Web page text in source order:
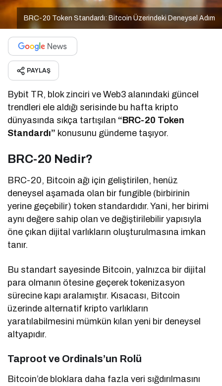
BRC-20 Token Standardı: Bitcoin Üzerindeki Deneysel Adım
PAYLAŞ
Bybit TR, blok zinciri ve Web3 alanındaki güncel
trendleri ele aldığı serisinde bu hafta kripto
dünyasında sıkça tartışılan “BRC-20 Token
Standardı” konusunu gündeme taşıyor.
BRC-20 Nedir?
BRC-20, Bitcoin ağı için geliştirilen, henüz
deneysel aşamada olan bir fungible (birbirinin
yerine geçebilir) token standardıdır. Yani, her birimi
aynı değere sahip olan ve değiştirilebilir yapısıyla
öne çıkan dijital varlıkların oluşturulmasına imkan
tanır.
Bu standart sayesinde Bitcoin, yalnızca bir dijital
para olmanın ötesine geçerek tokenizasyon
sürecine kapı aralamıştır. Kısacası, Bitcoin
üzerinde alternatif kripto varlıkların
yaratılabilmesini mümkün kılan yeni bir deneysel
altyapıdır.
Taproot ve Ordinals’un Rolü
Bitcoin’de bloklara daha fazla veri sığdırılmasını